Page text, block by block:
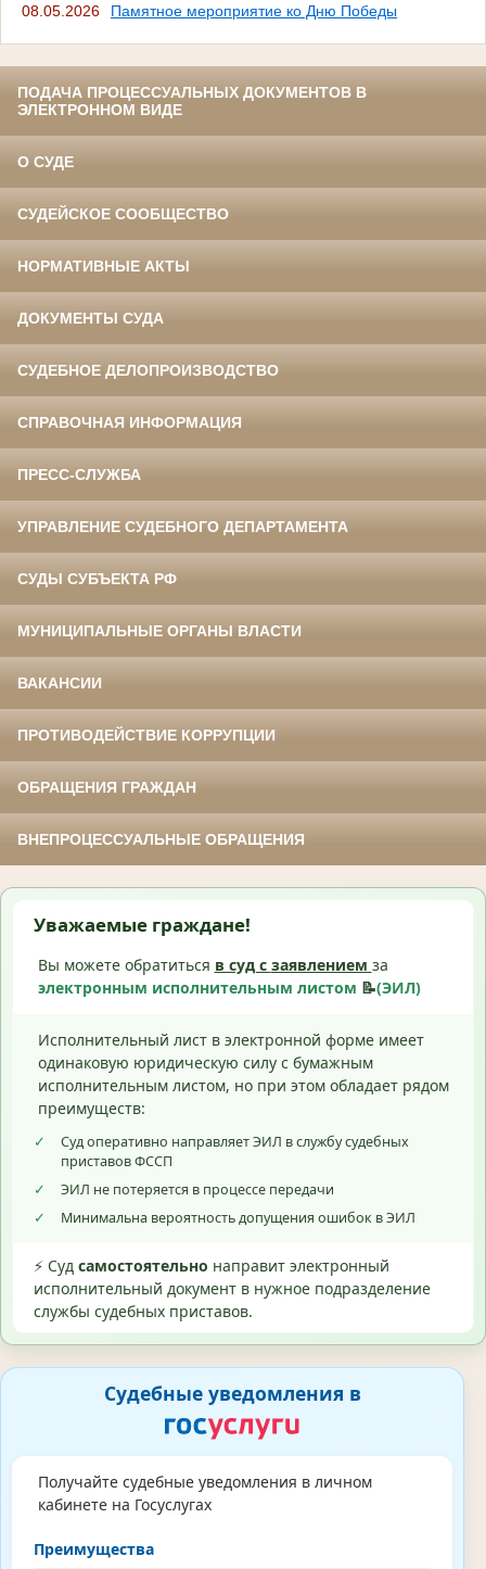
08.05.2026
Памятное мероприятие ко Дню Победы
ПОДАЧА ПРОЦЕССУАЛЬНЫХ ДОКУМЕНТОВ В
ЭЛЕКТРОННОМ ВИДЕ
О СУДЕ
СУДЕЙСКОЕ СООБЩЕСТВО
НОРМАТИВНЫЕ АКТЫ
ДОКУМЕНТЫ СУДА
СУДЕБНОЕ ДЕЛОПРОИЗВОДСТВО
СПРАВОЧНАЯ ИНФОРМАЦИЯ
ПРЕСС-СЛУЖБА
УПРАВЛЕНИЕ СУДЕБНОГО ДЕПАРТАМЕНТА
СУДЫ СУБЪЕКТА РФ
МУНИЦИПАЛЬНЫЕ ОРГАНЫ ВЛАСТИ
ВАКАНСИИ
ПРОТИВОДЕЙСТВИЕ КОРРУПЦИИ
ОБРАЩЕНИЯ ГРАЖДАН
ВНЕПРОЦЕССУАЛЬНЫЕ ОБРАЩЕНИЯ
Уважаемые граждане!
Вы можете обратиться в суд с заявлением за
электронным исполнительным листом 📝(ЭИЛ)
Исполнительный лист в электронной форме имеет
одинаковую юридическую силу с бумажным
исполнительным листом, но при этом обладает рядом
преимуществ:
✓
Суд оперативно направляет ЭИЛ в службу судебных
приставов ФССП
✓
ЭИЛ не потеряется в процессе передачи
✓
Минимальна вероятность допущения ошибок в ЭИЛ
⚡ Суд самостоятельно направит электронный
исполнительный документ в нужное подразделение
службы судебных приставов.
Судебные уведомления в
Получайте судебные уведомления в личном
кабинете на Госуслугах
Преимущества